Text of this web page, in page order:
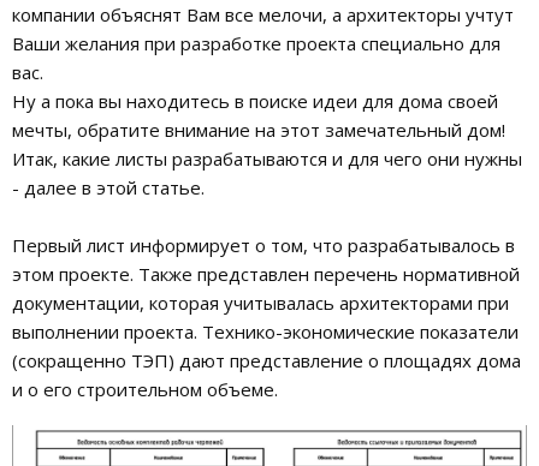
компании объяснят Вам все мелочи, а архитекторы учтут
Ваши желания при разработке проекта специально для
вас.
Ну а пока вы находитесь в поиске идеи для дома своей
мечты, обратите внимание на этот замечательный дом!
Итак, какие листы разрабатываются и для чего они нужны
- далее в этой статье.
Первый лист информирует о том, что разрабатывалось в
этом проекте. Также представлен перечень нормативной
документации, которая учитывалась архитекторами при
выполнении проекта. Технико-экономические показатели
(сокращенно ТЭП) дают представление о площадях дома
и о его строительном объеме.